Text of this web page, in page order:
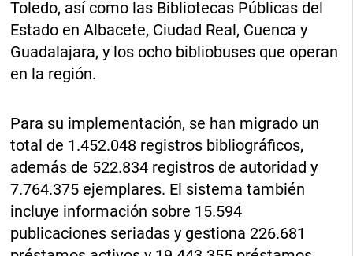
Toledo, así como las Bibliotecas Públicas del
Estado en Albacete, Ciudad Real, Cuenca y
Guadalajara, y los ocho bibliobuses que operan
en la región.
Para su implementación, se han migrado un
total de 1.452.048 registros bibliográficos,
además de 522.834 registros de autoridad y
7.764.375 ejemplares. El sistema también
incluye información sobre 15.594
publicaciones seriadas y gestiona 226.681